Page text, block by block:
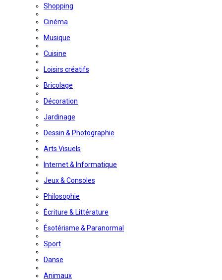
Shopping
Cinéma
Musique
Cuisine
Loisirs créatifs
Bricolage
Décoration
Jardinage
Dessin & Photographie
Arts Visuels
Internet & Informatique
Jeux & Consoles
Philosophie
Écriture & Littérature
Ésotérisme & Paranormal
Sport
Danse
Animaux